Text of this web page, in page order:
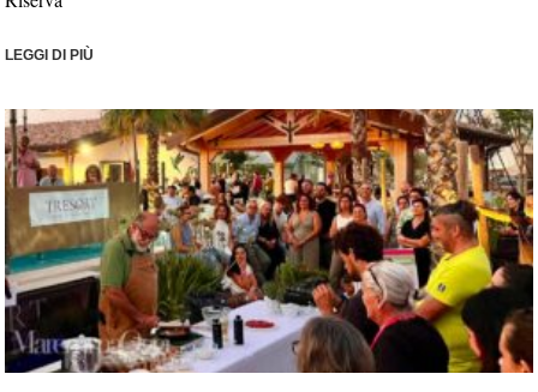
LEGGI DI PIÙ